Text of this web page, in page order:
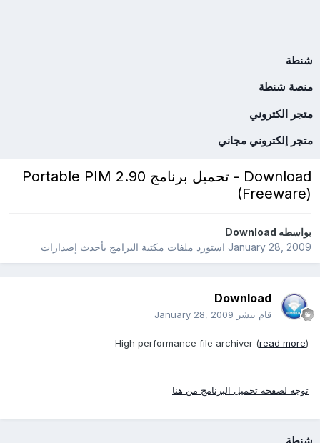
شنطة
منصة شنطة
متجر الكتروني
متجر إلكتروني مجاني
Download - تحميل برنامج Portable PIM 2.90
(Freeware)
بواسطهDownload
January 28, 2009استورد ملفات مكتبة البرامج بأحدث إصدارات
Download
قام بنشر January 28, 2009
High performance file archiver (read more
توجه لصفحة تحميل البرنامج من هنا